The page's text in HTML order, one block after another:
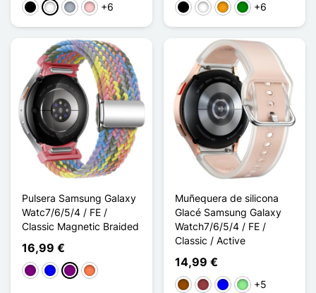
NegroBlanco
Gris Rosa+6 NegroBlancoNaranjaVerde
+6
Pulsera Samsung Galaxy
Watc7/6/5/4 / FE /
Classic Magnetic Braided
16,99 €
PúrpuraBleu Rose
Dégradé Violet
Orange Corail
Muñequera de silicona
Glacé Samsung Galaxy
Watch7/6/5/4 / FE /
Classic / Active
14,99 €
MarrónRojo oscuro
AzulVerde claro
+5